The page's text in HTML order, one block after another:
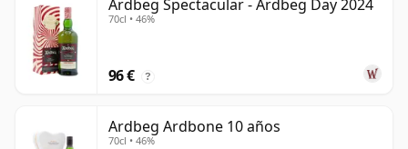
Ardbeg Spectacular - Ardbeg Day 2024
70cl • 46%
96 € ?
Ardbeg Ardbone 10 años
70cl • 46%